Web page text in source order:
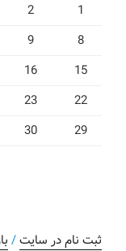
1
2
8
9
15
16
22
23
29
30
ثبت نام در سایت/